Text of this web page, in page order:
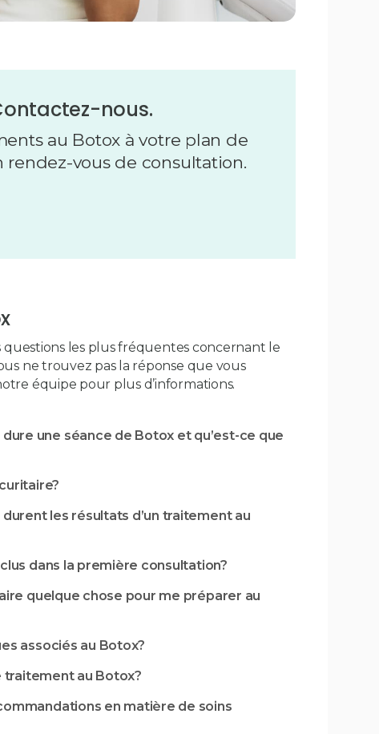
nous.
au Botox à votre plan de
vous de consultation.
questions les plus fréquentes concernant le
ne trouvez pas la réponse que vous
équipe pour plus d’informations.
une séance de Botox et qu’est-ce que
les résultats d’un traitement au
dans la première consultation?
quelque chose pour me préparer au
associés au Botox?
traitement au Botox?
en matière de soins